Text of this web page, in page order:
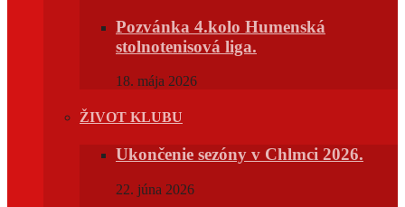
Pozvánka 4.kolo Humenská
stolnotenisová liga.
18. mája 2026
ŽIVOT KLUBU
Ukončenie sezóny v Chlmci 2026.
22. júna 2026